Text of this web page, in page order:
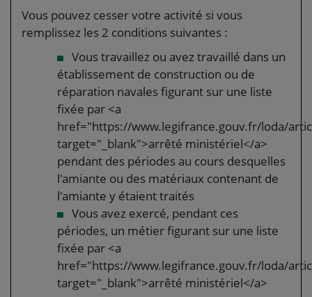
Vous pouvez cesser votre activité si vous
remplissez les 2 conditions suivantes :
Vous travaillez ou avez travaillé dans un
établissement de construction ou de
réparation navales figurant sur une liste
fixée par <a
href="https://www.legifrance.gouv.fr/loda/
target="_blank">arrêté ministériel</a>
pendant des périodes au cours desquelles
l'amiante ou des matériaux contenant de
l'amiante y étaient traités
Vous avez exercé, pendant ces
périodes, un métier figurant sur une liste
fixée par <a
href="https://www.legifrance.gouv.fr/loda/
target="_blank">arrêté ministériel</a>